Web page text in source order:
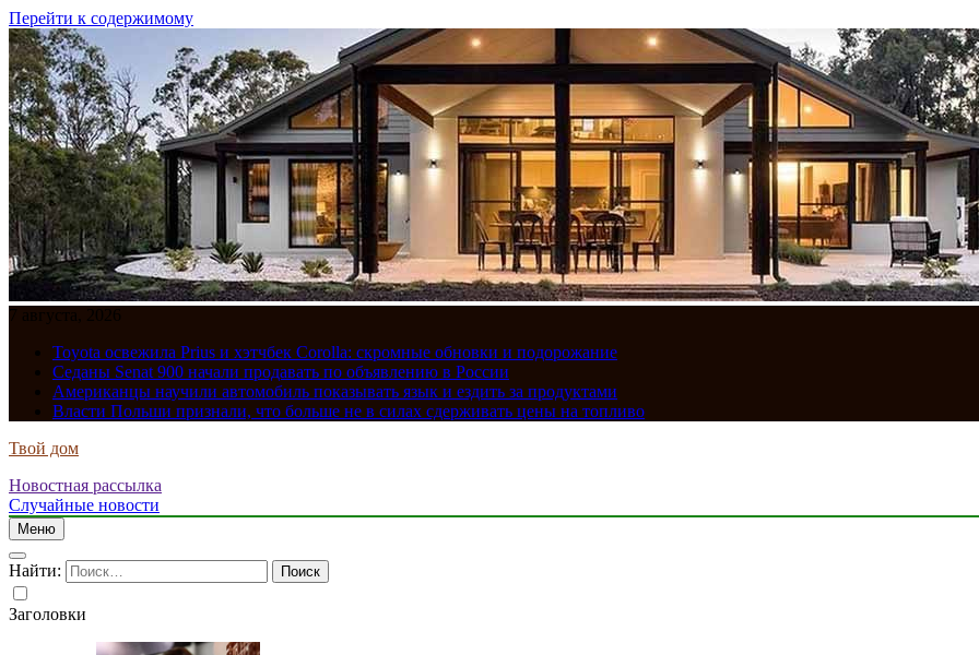
Перейти к содержимому
7 августа, 2026
Toyota освежила Prius и хэтчбек Corolla: скромные обновки и подорожание
Седаны Senat 900 начали продавать по объявлению в России
Американцы научили автомобиль показывать язык и ездить за продуктами
Власти Польши признали, что больше не в силах сдерживать цены на топливо
Твой дом
Новостная рассылка
Случайные новости
Меню
Найти:
Заголовки